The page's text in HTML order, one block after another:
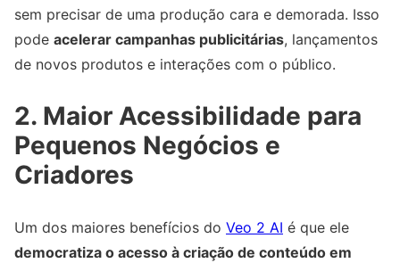
sem precisar de uma produção cara e demorada. Isso
pode acelerar campanhas publicitárias, lançamentos
de novos produtos e interações com o público.
2. Maior Acessibilidade para
Pequenos Negócios e
Criadores
Um dos maiores benefícios do Veo 2 AI é que ele
democratiza o acesso à criação de conteúdo em